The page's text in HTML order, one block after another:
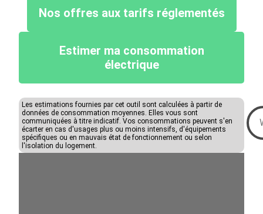
Nos offres aux tarifs réglementés
Estimer ma consommation
électrique
Les estimations fournies par cet outil sont calculées à partir de
données de consommation moyennes. Elles vous sont
communiquées à titre indicatif. Vos consommations peuvent s'en
écarter en cas d'usages plus ou moins intensifs, d'équipements
spécifiques ou en mauvais état de fonctionnement ou selon
l'isolation du logement.